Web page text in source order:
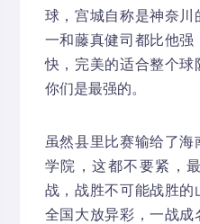
球，宫城自称是神奈川
一和藤真健司都比他
快，完美的适合整个球
你们是最强的。
虽然县里比赛输给了
学院，这都不要紧，
战，战胜不可能战胜的
全国大放异彩，一战